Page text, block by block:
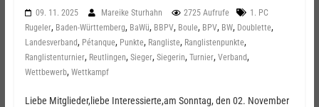
09. 11. 2025 Mareike Sturhahn 2725 Aufrufe
1. PC
Rugeler, Baden-Württemberg, BaWü, BBPV, Boule, BPV, BW, Doublette,
Landesverband, Pétanque, Punkte, Rangliste, Ranglistenpunkte,
Ranglistenturnier, Reutlingen, Sieger, Siegerin, Turnier, Verband,
Wettbewerb, Wettkampf
Liebe Mitglieder,liebe Interessierte,am Sonntag, den 02. November